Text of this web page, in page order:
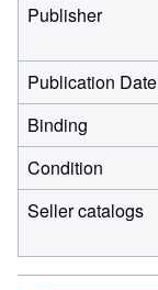
Publisher
Publication Date
Binding
Condition
Seller catalogs